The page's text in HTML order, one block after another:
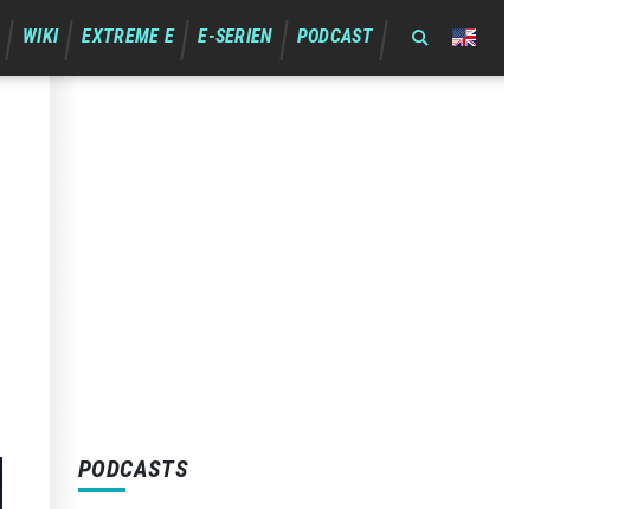
WIKI EXTREME E E-SERIEN PODCAST
PODCASTS